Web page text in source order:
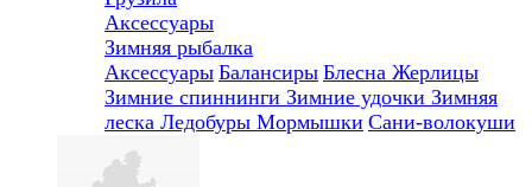
Аксессуары
Зимняя рыбалка
Аксессуары Балансиры Блесна Жерлицы
Зимние спиннинги Зимние удочки Зимняя
леска Ледобуры Мормышки Сани-волокуши